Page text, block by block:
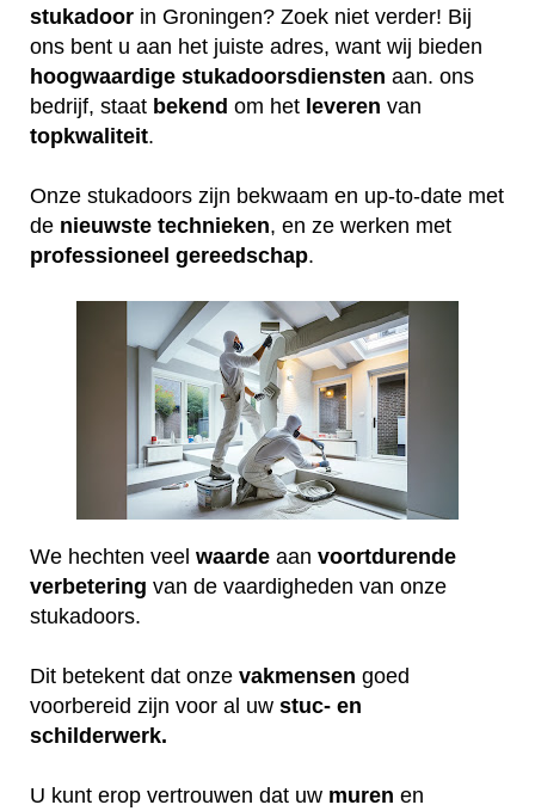
stukadoor in Groningen? Zoek niet verder! Bij
ons bent u aan het juiste adres, want wij bieden
hoogwaardige stukadoorsdiensten aan. ons
bedrijf, staat bekend om het leveren van
topkwaliteit.
Onze stukadoors zijn bekwaam en up-to-date met
de nieuwste technieken, en ze werken met
professioneel gereedschap.
We hechten veel waarde aan voortdurende
verbetering van de vaardigheden van onze
stukadoors.
Dit betekent dat onze vakmensen goed
voorbereid zijn voor al uw stuc- en
schilderwerk.
U kunt erop vertrouwen dat uw muren en